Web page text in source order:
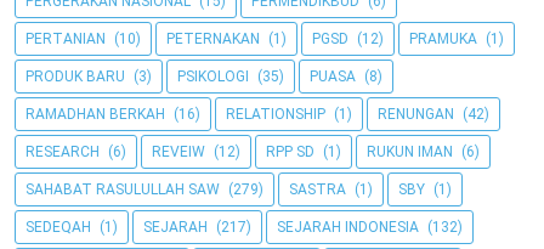
PERTANIAN (10) PETERNAKAN (1) PGSD (12) PRAMUKA (1)
PRODUK BARU (3) PSIKOLOGI (35) PUASA (8)
RAMADHAN BERKAH (16) RELATIONSHIP (1) RENUNGAN (42)
RESEARCH (6) REVEIW (12) RPP SD (1) RUKUN IMAN (6)
SAHABAT RASULULLAH SAW (279) SASTRA (1) SBY (1)
SEDEQAH (1) SEJARAH (217) SEJARAH INDONESIA (132)